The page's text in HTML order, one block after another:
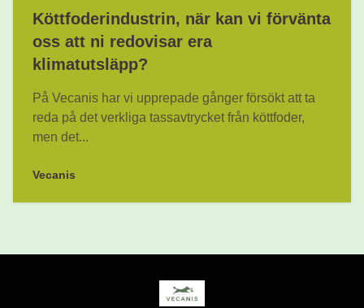
Köttfoderindustrin, när kan vi förvänta
oss att ni redovisar era
klimatutsläpp?
På Vecanis har vi upprepade gånger försökt att ta
reda på det verkliga tassavtrycket från köttfoder,
men det...
Vecanis